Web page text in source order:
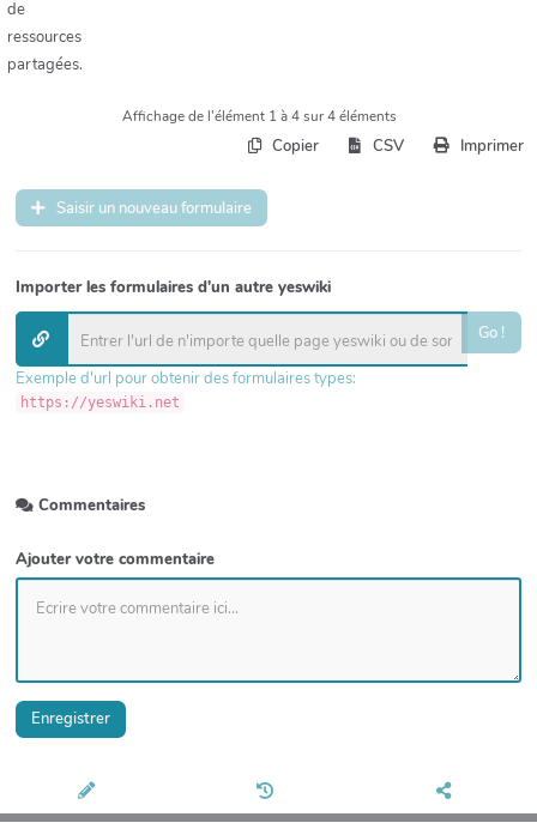
de
ressources
partagées.
Affichage de l'élément 1 à 4 sur 4 éléments
Copier CSV Imprimer
Saisir un nouveau formulaire
Importer les formulaires d'un autre yeswiki
Go !
Exemple d'url pour obtenir des formulaires types:
https://yeswiki.net
Commentaires
Ajouter votre commentaire
Enregistrer